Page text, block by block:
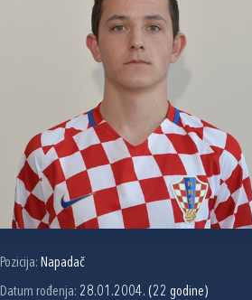
Pozicija: Napadač
Datum rođenja: 28.01.2004. (22 godine)